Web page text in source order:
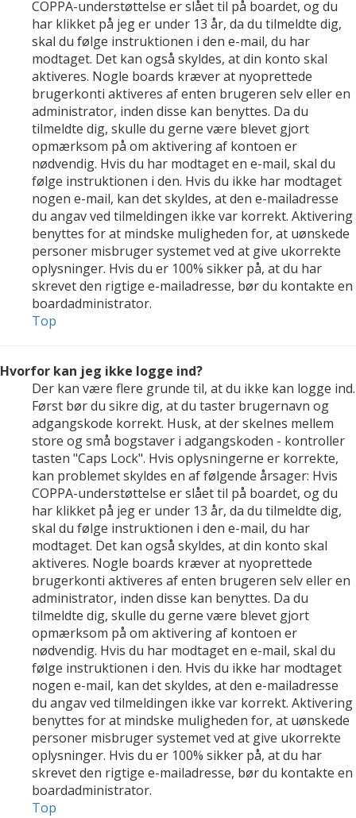
COPPA-understøttelse er slået til på boardet, og du
har klikket på jeg er under 13 år, da du tilmeldte dig,
skal du følge instruktionen i den e-mail, du har
modtaget. Det kan også skyldes, at din konto skal
aktiveres. Nogle boards kræver at nyoprettede
brugerkonti aktiveres af enten brugeren selv eller en
administrator, inden disse kan benyttes. Da du
tilmeldte dig, skulle du gerne være blevet gjort
opmærksom på om aktivering af kontoen er
nødvendig. Hvis du har modtaget en e-mail, skal du
følge instruktionen i den. Hvis du ikke har modtaget
nogen e-mail, kan det skyldes, at den e-mailadresse
du angav ved tilmeldingen ikke var korrekt. Aktivering
benyttes for at mindske muligheden for, at uønskede
personer misbruger systemet ved at give ukorrekte
oplysninger. Hvis du er 100% sikker på, at du har
skrevet den rigtige e-mailadresse, bør du kontakte en
boardadministrator.
Top
Hvorfor kan jeg ikke logge ind?
Der kan være flere grunde til, at du ikke kan logge ind.
Først bør du sikre dig, at du taster brugernavn og
adgangskode korrekt. Husk, at der skelnes mellem
store og små bogstaver i adgangskoden - kontroller
tasten "Caps Lock". Hvis oplysningerne er korrekte,
kan problemet skyldes en af følgende årsager: Hvis
COPPA-understøttelse er slået til på boardet, og du
har klikket på jeg er under 13 år, da du tilmeldte dig,
skal du følge instruktionen i den e-mail, du har
modtaget. Det kan også skyldes, at din konto skal
aktiveres. Nogle boards kræver at nyoprettede
brugerkonti aktiveres af enten brugeren selv eller en
administrator, inden disse kan benyttes. Da du
tilmeldte dig, skulle du gerne være blevet gjort
opmærksom på om aktivering af kontoen er
nødvendig. Hvis du har modtaget en e-mail, skal du
følge instruktionen i den. Hvis du ikke har modtaget
nogen e-mail, kan det skyldes, at den e-mailadresse
du angav ved tilmeldingen ikke var korrekt. Aktivering
benyttes for at mindske muligheden for, at uønskede
personer misbruger systemet ved at give ukorrekte
oplysninger. Hvis du er 100% sikker på, at du har
skrevet den rigtige e-mailadresse, bør du kontakte en
boardadministrator.
Top